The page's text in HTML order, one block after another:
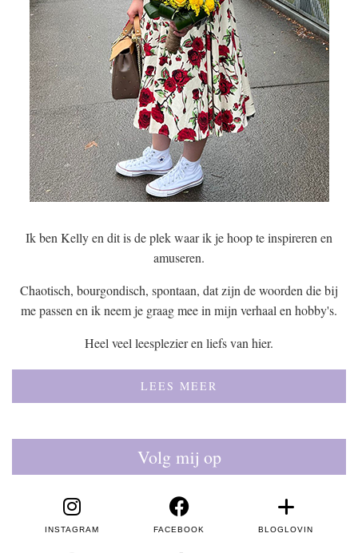
Ik ben Kelly en dit is de plek waar ik je hoop te inspireren en
amuseren.
Chaotisch, bourgondisch, spontaan, dat zijn de woorden die bij
me passen en ik neem je graag mee in mijn verhaal en hobby's.
Heel veel leesplezier en liefs van hier.
LEES MEER
Volg mij op
INSTAGRAM FACEBOOK BLOGLOVIN